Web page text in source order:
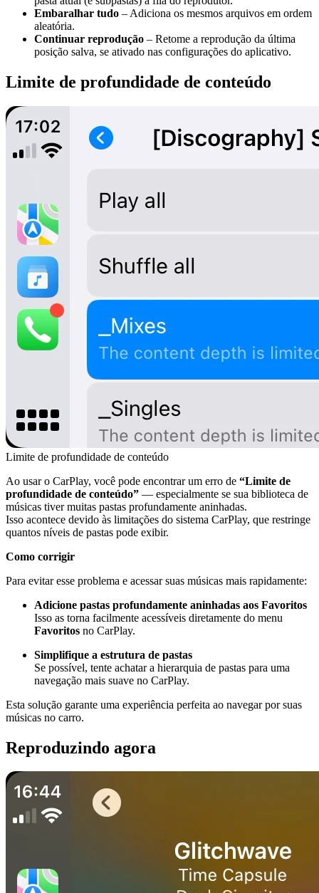
Embaralhar tudo – Adiciona os mesmos arquivos em ordem
aleatória.
Continuar reprodução – Retome a reprodução da última
posição salva, se ativado nas configurações do aplicativo.
Limite de profundidade de conteúdo
Limite de profundidade de conteúdo
Ao usar o CarPlay, você pode encontrar um erro de “Limite de
profundidade de conteúdo” — especialmente se sua biblioteca de
músicas tiver muitas pastas profundamente aninhadas.
Isso acontece devido às limitações do sistema CarPlay, que restringe
quantos níveis de pastas pode exibir.
Como corrigir
Para evitar esse problema e acessar suas músicas mais rapidamente:
Adicione pastas profundamente aninhadas aos Favoritos
Isso as torna facilmente acessíveis diretamente do menu
Favoritos no CarPlay.
Simplifique a estrutura de pastas
Se possível, tente achatar a hierarquia de pastas para uma
navegação mais suave no CarPlay.
Esta solução garante uma experiência perfeita ao navegar por suas
músicas no carro.
Reproduzindo agora